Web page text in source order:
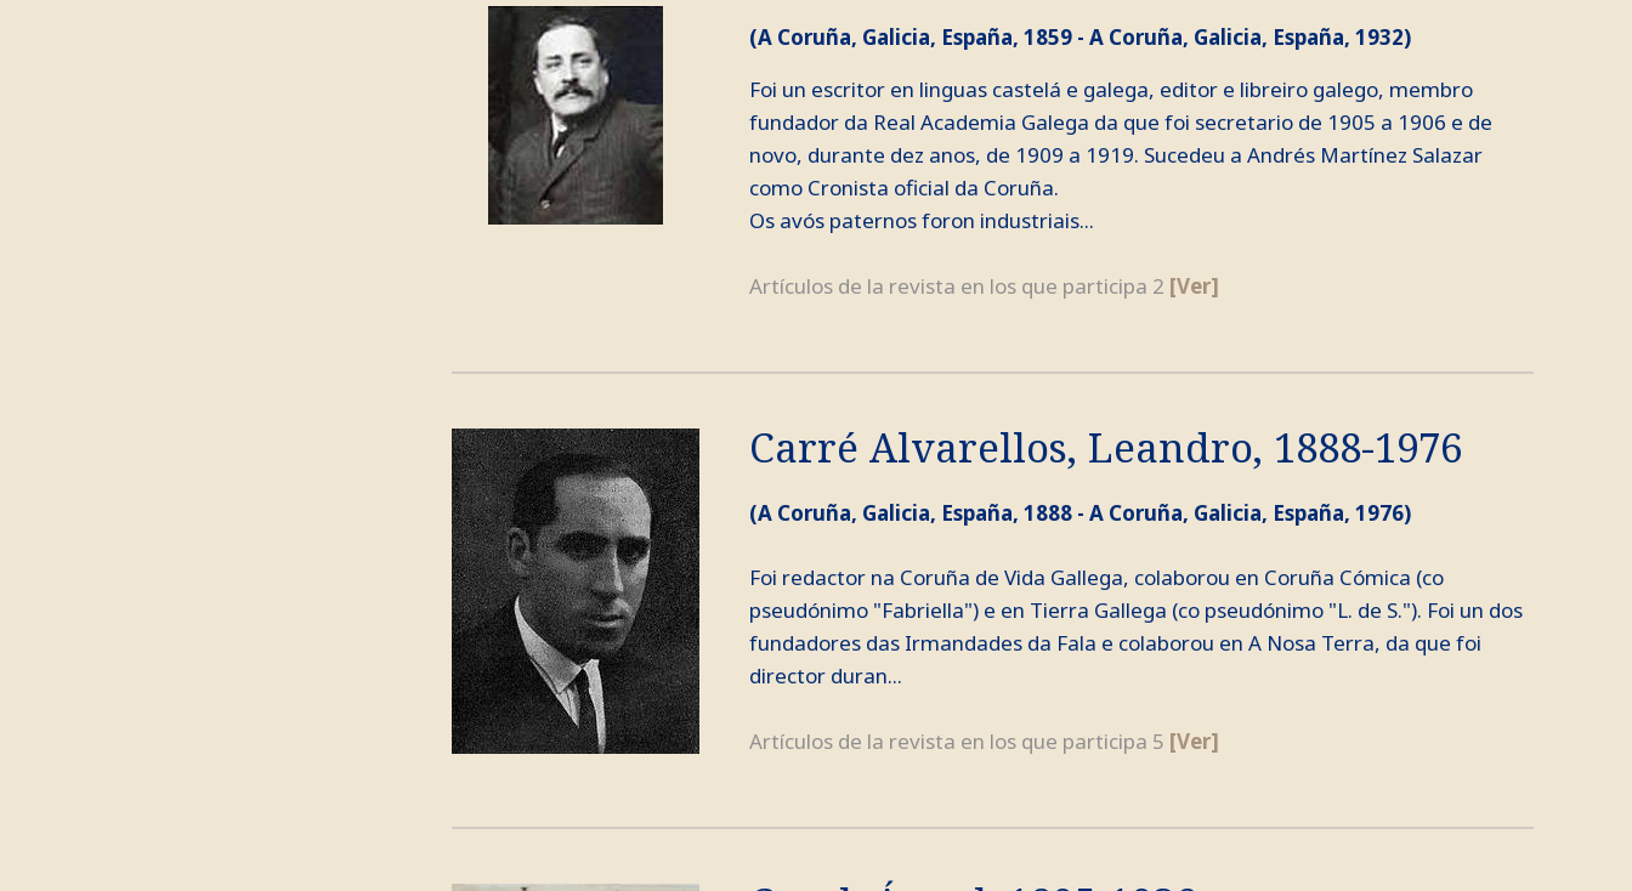
(A Coruña, Galicia, España, 1859 - A Coruña, Galicia, España, 1932)
Foi un escritor en linguas castelá e galega, editor e libreiro galego, membro
fundador da Real Academia Galega da que foi secretario de 1905 a 1906 e de
novo, durante dez anos, de 1909 a 1919. Sucedeu a Andrés Martínez Salazar
como Cronista oficial da Coruña.
Os avós paternos foron industriais...
Artículos de la revista en los que participa 2 [Ver]
Carré Alvarellos, Leandro, 1888-1976
(A Coruña, Galicia, España, 1888 - A Coruña, Galicia, España, 1976)
Foi redactor na Coruña de Vida Gallega, colaborou en Coruña Cómica (co
pseudónimo "Fabriella") e en Tierra Gallega (co pseudónimo "L. de S."). Foi un dos
fundadores das Irmandades da Fala e colaborou en A Nosa Terra, da que foi
director duran...
Artículos de la revista en los que participa 5 [Ver]